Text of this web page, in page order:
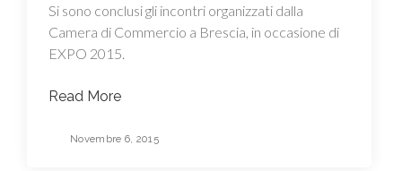
Si sono conclusi gli incontri organizzati dalla
Camera di Commercio a Brescia, in occasione di
EXPO 2015.
Read More
Novembre 6, 2015